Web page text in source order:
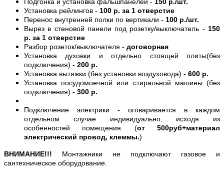
Установка рейлингов - 100 р. за 1 отверстие
Перенос внутренней полки по вертикали - 100 р./шт.
Вырез в стеновой панели под розетку/выключатель - 150
р. за 1 отверстие
Разбор розеток/выключателя - договорная
Установка духовки и отдельно стоящей плиты(без
подключения) - 200 р.
Установка вытяжки (без установки воздуховода) - 600 р.
Установка посудомоечной или стиральной машины (без
подключения) - 300 р.
Подключение электрики - оговаривается в каждом
отдельном случае индивидуально, исходя из
особенностей помещения. (от 500руб+материал
электрический провод, клеммы.)
ВНИМАНИЕ!!! Монтажники не подключают газовое и
сантехническое оборудование.